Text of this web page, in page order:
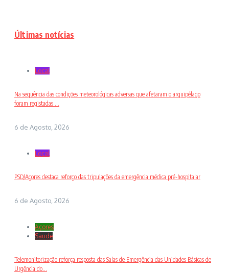
Últimas notícias
Local
Na sequência das condições meteorológicas adversas que afetaram o arquipélago
foram registadas ...
6 de Agosto, 2026
Local
PSD/Açores destaca reforço das tripulações da emergência médica pré-hospitalar
6 de Agosto, 2026
Açores
Saude
Telemonitorização reforça resposta das Salas de Emergência das Unidades Básicas de
Urgência do...